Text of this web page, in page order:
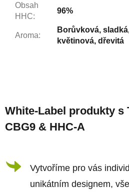
Obsah
HHC:
96%
Aroma:
Borůvková,
květinová, dřevitá
á
p
a
White-Label produkty s
CBG9 & HHC-A
Vytvoříme pro vás
unikátním designem,